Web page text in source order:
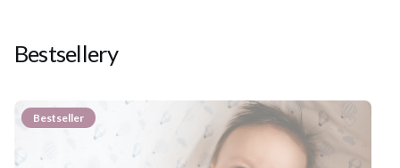
Bestsellery
Bestseller